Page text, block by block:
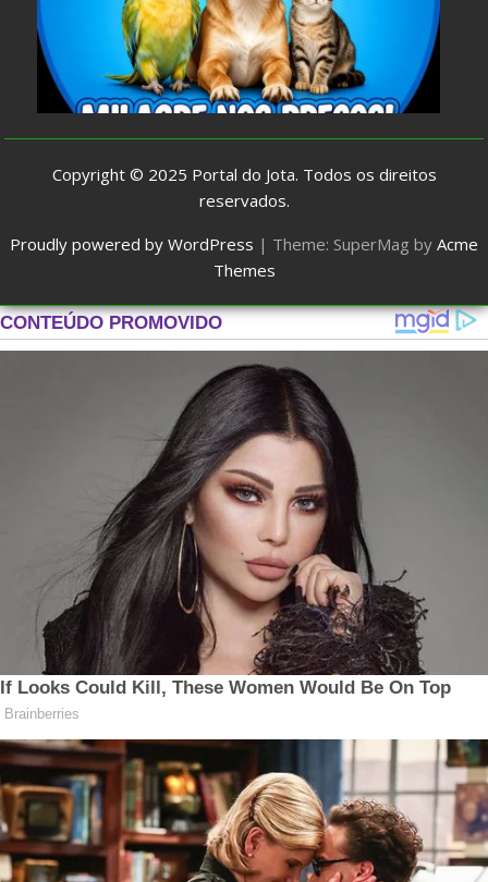
Copyright © 2025 Portal do Jota. Todos os direitos
reservados.
Proudly powered by WordPress | Theme: SuperMag by Acme
Themes